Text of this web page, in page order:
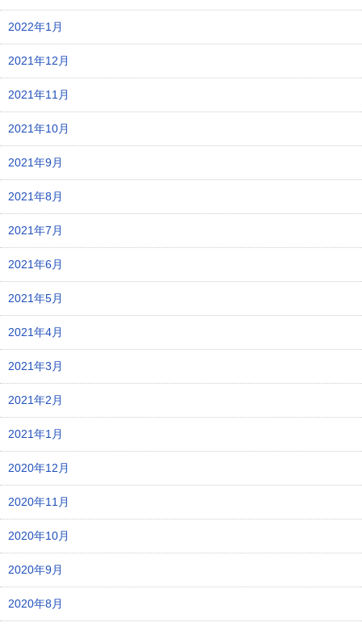
2022年1月
2021年12月
2021年11月
2021年10月
2021年9月
2021年8月
2021年7月
2021年6月
2021年5月
2021年4月
2021年3月
2021年2月
2021年1月
2020年12月
2020年11月
2020年10月
2020年9月
2020年8月